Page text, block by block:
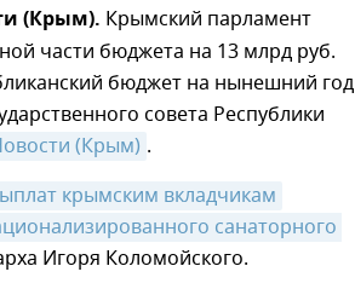
(Крым). Крымский парламент
части бюджета на 13 млрд руб.
бюджет на нынешний год
совета Республики
(Крым) .
крымским вкладчикам
санаторного
Игоря Коломойского.